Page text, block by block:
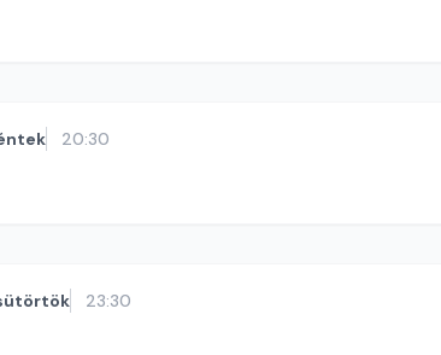
20:30
23:30